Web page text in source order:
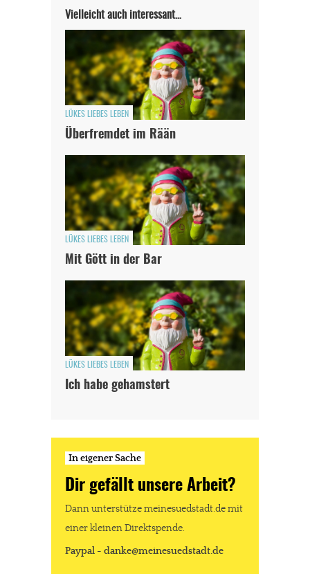
Vielleicht auch interessant…
LÜKES LIEBES LEBEN
Überfremdet im Rään
LÜKES LIEBES LEBEN
Mit Gött in der Bar
LÜKES LIEBES LEBEN
Ich habe gehamstert
In eigener Sache
Dir gefällt unsere Arbeit?
Dann unterstütze meinesuedstadt.de mit
einer kleinen Direktspende.
Paypal - danke@meinesuedstadt.de